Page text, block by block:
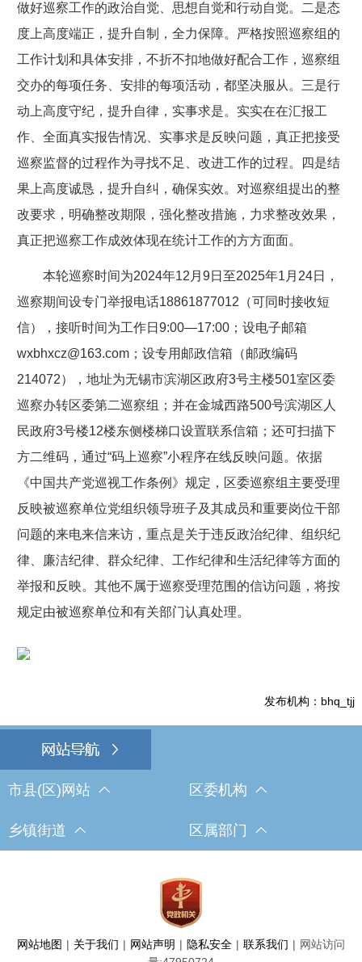
做好巡察工作的政治自觉、思想自觉和行动自觉。二是态
度上高度端正，提升自制，全力保障。严格按照巡察组的
工作计划和具体安排，不折不扣地做好配合工作，巡察组
交办的每项任务、安排的每项活动，都坚决服从。三是行
动上高度守纪，提升自律，实事求是。实实在在汇报工
作、全面真实报告情况、实事求是反映问题，真正把接受
巡察监督的过程作为寻找不足、改进工作的过程。四是结
果上高度诚恳，提升自纠，确保实效。对巡察组提出的整
改要求，明确整改期限，强化整改措施，力求整改效果，
真正把巡察工作成效体现在统计工作的方方面面。
本轮巡察时间为2024年12月9日至2025年1月24日，
巡察期间设专门举报电话18861877012（可同时接收短
信），接听时间为工作日9:00—17:00；设电子邮箱
wxbhxcz@163.com；设专用邮政信箱（邮政编码
214072），地址为无锡市滨湖区政府3号主楼501室区委
巡察办转区委第二巡察组；并在金城西路500号滨湖区人
民政府3号楼12楼东侧楼梯口设置联系信箱；还可扫描下
方二维码，通过“码上巡察”小程序在线反映问题。依据
《中国共产党巡视工作条例》规定，区委巡察组主要受理
反映被巡察单位党组织领导班子及其成员和重要岗位干部
问题的来电来信来访，重点是关于违反政治纪律、组织纪
律、廉洁纪律、群众纪律、工作纪律和生活纪律等方面的
举报和反映。其他不属于巡察受理范围的信访问题，将按
规定由被巡察单位和有关部门认真处理。
发布机构：bhq_tjj
市县(区)网站 区委机构
乡镇街道 区属部门
网站地图 | 关于我们 | 网站声明 | 隐私安全 | 联系我们 | 网站访问